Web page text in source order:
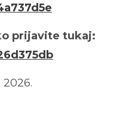
prijavite tukaj:
2026.